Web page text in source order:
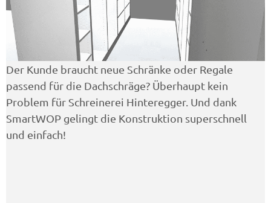
Der Kunde braucht neue Schränke oder Regale
passend für die Dachschräge? Überhaupt kein
Problem für Schreinerei Hinteregger. Und dank
SmartWOP gelingt die Konstruktion superschnell
und einfach!